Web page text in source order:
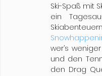
Ski-Spaß mit
ein
wer’s
und den
den Drag